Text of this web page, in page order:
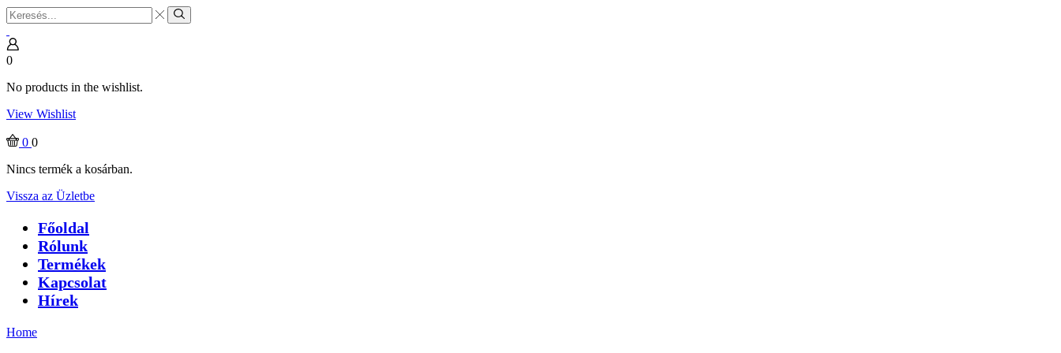
Search
input
Search
0
No products in the wishlist.
View Wishlist
0 0
Nincs termék a kosárban.
Vissza az Üzletbe
Főoldal
Rólunk
Termékek
Kapcsolat
Hírek
Home